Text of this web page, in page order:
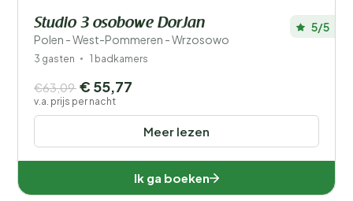
Studio 3 osobowe DorJan
Polen - West-Pommeren - Wrzosowo
5/5
3 gasten 1 badkamers
Meer lezen
€63,09 € 55,77
v.a. prijs per nacht
Ik ga boeken